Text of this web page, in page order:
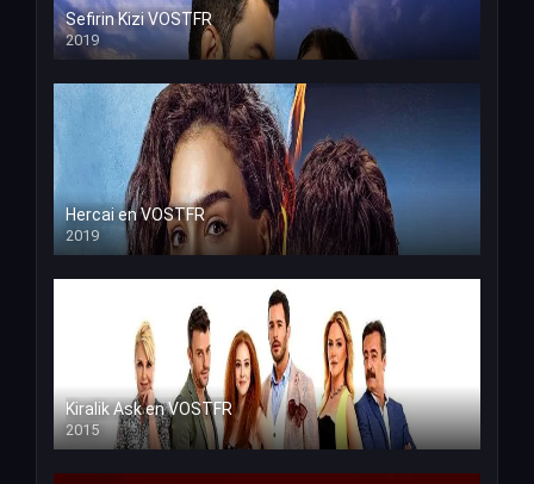
Sefirin Kizi VOSTFR
2019
Hercai en VOSTFR
2019
Kiralik Ask en VOSTFR
2015